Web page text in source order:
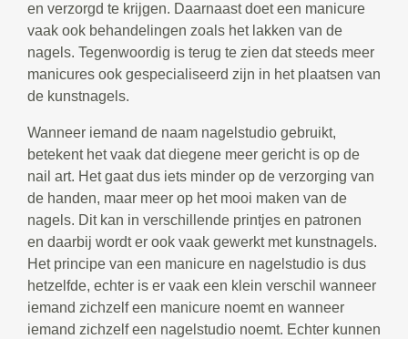
en verzorgd te krijgen. Daarnaast doet een manicure
vaak ook behandelingen zoals het lakken van de
nagels. Tegenwoordig is terug te zien dat steeds meer
manicures ook gespecialiseerd zijn in het plaatsen van
de kunstnagels.
Wanneer iemand de naam nagelstudio gebruikt,
betekent het vaak dat diegene meer gericht is op de
nail art. Het gaat dus iets minder op de verzorging van
de handen, maar meer op het mooi maken van de
nagels. Dit kan in verschillende printjes en patronen
en daarbij wordt er ook vaak gewerkt met kunstnagels.
Het principe van een manicure en nagelstudio is dus
hetzelfde, echter is er vaak een klein verschil wanneer
iemand zichzelf een manicure noemt en wanneer
iemand zichzelf een nagelstudio noemt. Echter kunnen